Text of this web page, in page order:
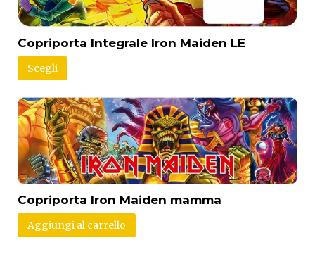
Copriporta Integrale Iron Maiden LE
Scegli
Copriporta Iron Maiden mamma
Aggiungi al carrello